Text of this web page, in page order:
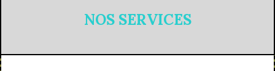
NOS SERVICES